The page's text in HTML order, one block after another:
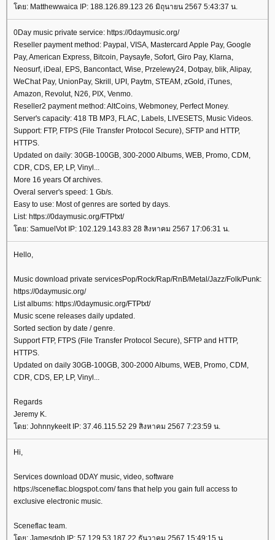
ดย: Matthewwaica IP: 188.126.89.123 26 มิถุนายน 2567 5:43:37 น.
0Day music private service: https://0daymusic.org/
Reseller payment method: Paypal, VISA, Mastercard Apple Pay, Google
Pay, American Express, Bitcoin, Paysayfe, Sofort, Giro Pay, Klarna,
Neosurf, iDeal, EPS, Bancontact, Wise, Przelewy24, Dotpay, blik, Alipay,
WeChat Pay, UnionPay, Skrill, UPI, Paytm, STEAM, zGold, iTunes,
Amazon, Revolut, N26, PIX, Venmo.
Reseller2 payment method: AltCoins, Webmoney, Perfect Money.
Server's capacity: 418 TB MP3, FLAC, Labels, LIVESETS, Music Videos.
Support: FTP, FTPS (File Transfer Protocol Secure), SFTP and HTTP,
HTTPS.
Updated on daily: 30GB-100GB, 300-2000 Albums, WEB, Promo, CDM,
CDR, CDS, EP, LP, Vinyl...
More 16 years Of archives.
Overal server's speed: 1 Gb/s.
Easy to use: Most of genres are sorted by days.
List: https://0daymusic.org/FTPtxt/
ดย: SamuelVot IP: 102.129.143.83 28 สิงหาคม 2567 17:06:31 น.
Hello,
Music download private servicesPop/Rock/Rap/RnB/Metal/Jazz/Folk/Punk:
https://0daymusic.org/
List albums: https://0daymusic.org/FTPtxt/
Music scene releases daily updated.
Sorted section by date / genre.
Support FTP, FTPS (File Transfer Protocol Secure), SFTP and HTTP,
HTTPS.
Updated on daily 30GB-100GB, 300-2000 Albums, WEB, Promo, CDM,
CDR, CDS, EP, LP, Vinyl...
Regards
Jeremy K.
ดย: Johnnykeelt IP: 37.46.115.52 29 สิงหาคม 2567 7:23:59 น.
Hi,
Services download 0DAY music, video, software
https://sceneflac.blogspot.com/ fans that help you gain full access to
exclusive electronic music.
Sceneflac team.
ดย: Jamesdob IP: 57.129.53.187 22 ธันวาคม 2567 15:49:15 น.